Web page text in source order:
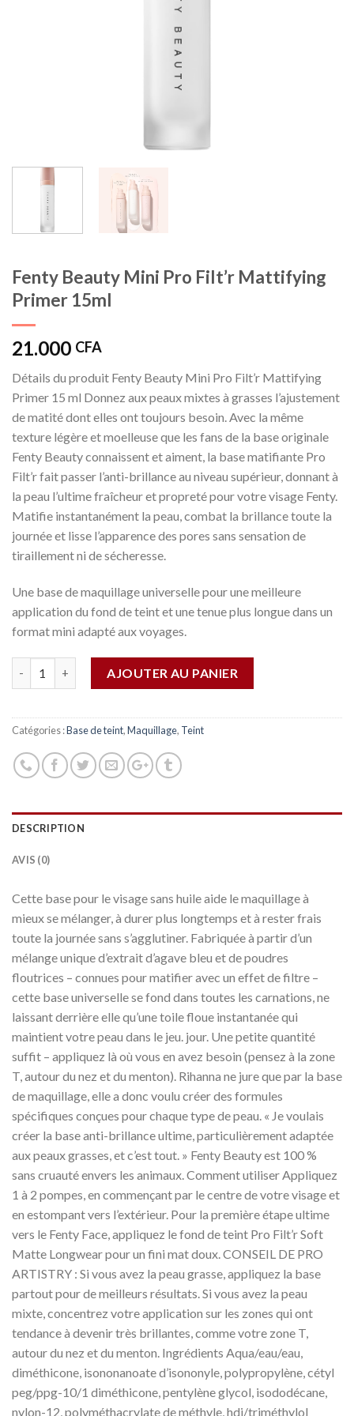
Fenty Beauty Mini Pro Filt’r Mattifying
Primer 15ml
21.000 CFA
Détails du produit Fenty Beauty Mini Pro Filt’r Mattifying
Primer 15 ml Donnez aux peaux mixtes à grasses l’ajustement
de matité dont elles ont toujours besoin. Avec la même
texture légère et moelleuse que les fans de la base originale
Fenty Beauty connaissent et aiment, la base matifiante Pro
Filt’r fait passer l’anti-brillance au niveau supérieur, donnant à
la peau l’ultime fraîcheur et propreté pour votre visage Fenty.
Matifie instantanément la peau, combat la brillance toute la
journée et lisse l’apparence des pores sans sensation de
tiraillement ni de sécheresse.
Une base de maquillage universelle pour une meilleure
application du fond de teint et une tenue plus longue dans un
format mini adapté aux voyages.
AJOUTER AU PANIER
Catégories :Base de teint,Maquillage, Teint
DESCRIPTION
AVIS (0)
Cette base pour le visage sans huile aide le maquillage à
mieux se mélanger, à durer plus longtemps et à rester frais
toute la journée sans s’agglutiner. Fabriquée à partir d’un
mélange unique d’extrait d’agave bleu et de poudres
floutrices – connues pour matifier avec un effet de filtre –
cette base universelle se fond dans toutes les carnations, ne
laissant derrière elle qu’une toile floue instantanée qui
maintient votre peau dans le jeu. jour. Une petite quantité
suffit – appliquez là où vous en avez besoin (pensez à la zone
T, autour du nez et du menton). Rihanna ne jure que par la base
de maquillage, elle a donc voulu créer des formules
spécifiques conçues pour chaque type de peau. « Je voulais
créer la base anti-brillance ultime, particulièrement adaptée
aux peaux grasses, et c’est tout. » Fenty Beauty est 100 %
sans cruauté envers les animaux. Comment utiliser Appliquez
1 à 2 pompes, en commençant par le centre de votre visage et
en estompant vers l’extérieur. Pour la première étape ultime
vers le Fenty Face, appliquez le fond de teint Pro Filt’r Soft
Matte Longwear pour un fini mat doux. CONSEIL DE PRO
ARTISTRY : Si vous avez la peau grasse, appliquez la base
partout pour de meilleurs résultats. Si vous avez la peau
mixte, concentrez votre application sur les zones qui ont
tendance à devenir très brillantes, comme votre zone T,
autour du nez et du menton. Ingrédients Aqua/eau/eau,
diméthicone, isononanoate d’isononyle, polypropylène, cétyl
peg/ppg-10/1 diméthicone, pentylène glycol, isododécane,
nylon-12, polyméthacrylate de méthyle, hdi/triméthylol